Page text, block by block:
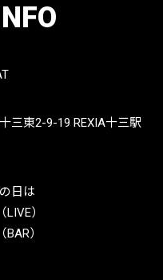
三東2-9-19 REXIA十三駅
日は
）
）